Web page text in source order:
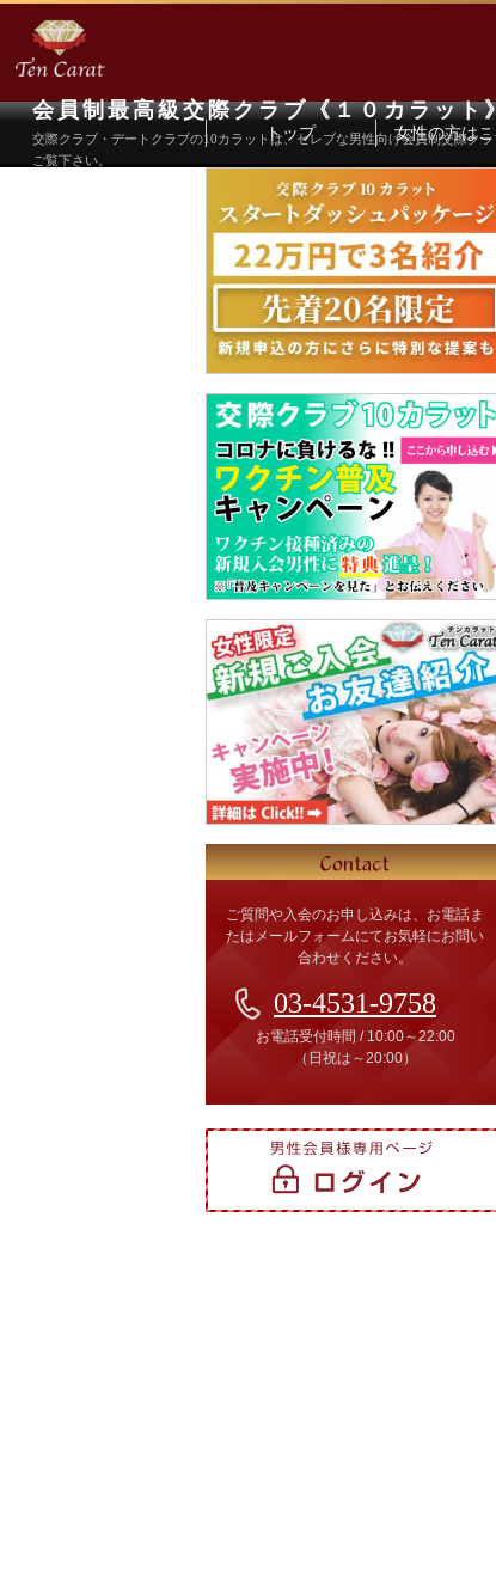
会員制最高級交際クラブ《１０カラット
交際クラブ・デートクラブの10カラットは、セレブな男性向け会員制交際ク
ご覧下さい。
トップ 女性の方は
ご質問や入会のお申し込みは、お電話ま
たはメールフォームにてお気軽にお問い
合わせください。
03-4531-9758
お電話受付時間 / 10:00～22:00
（日祝は～20:00）